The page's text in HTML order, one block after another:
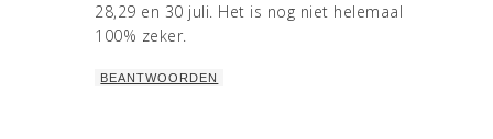
28,29 en 30 juli. Het is nog niet helemaal
100% zeker.
BEANTWOORDEN